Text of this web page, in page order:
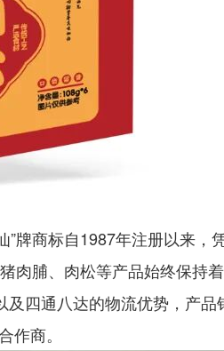
商标自1987年注册以来，
肉脯、肉松等产品始终保持
及四通八达的物流优势，产
作商。